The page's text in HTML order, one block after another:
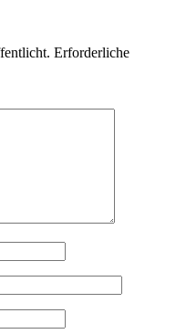
Erforderliche